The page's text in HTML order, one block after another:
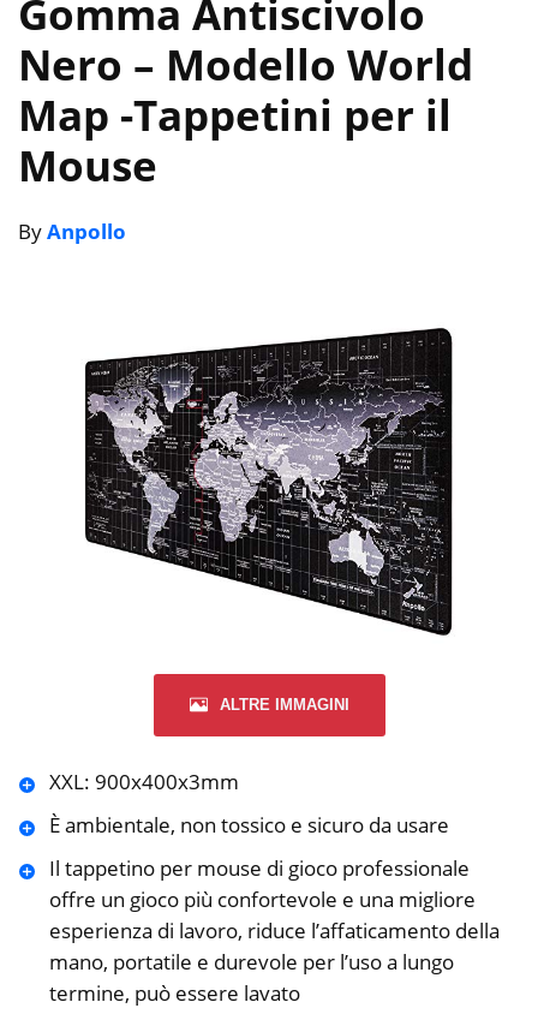
Gomma Antiscivolo
Nero – Modello World
Map -Tappetini per il
Mouse
ByAnpollo
ALTRE IMMAGINI
XXL: 900x400x3mm
È ambientale, non tossico e sicuro da usare
Il tappetino per mouse di gioco professionale
offre un gioco più confortevole e una migliore
esperienza di lavoro, riduce l’affaticamento della
mano, portatile e durevole per l’uso a lungo
termine, può essere lavato